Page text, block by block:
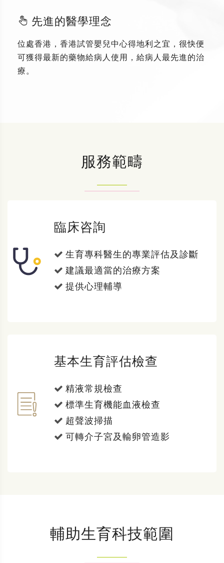
先進的醫學理念
位處香港，香港試管嬰兒中心得地利之宜，很快便
可獲得最新的藥物給病人使用，給病人最先進的治
療。
服務範疇
臨床咨詢
生育專科醫生的專業評估及診斷
建議最適當的治療方案
提供心理輔導
基本生育評估檢查
精液常規檢查
標準生育機能血液檢查
超聲波掃描
可轉介子宮及輸卵管造影
輔助生育科技範圍